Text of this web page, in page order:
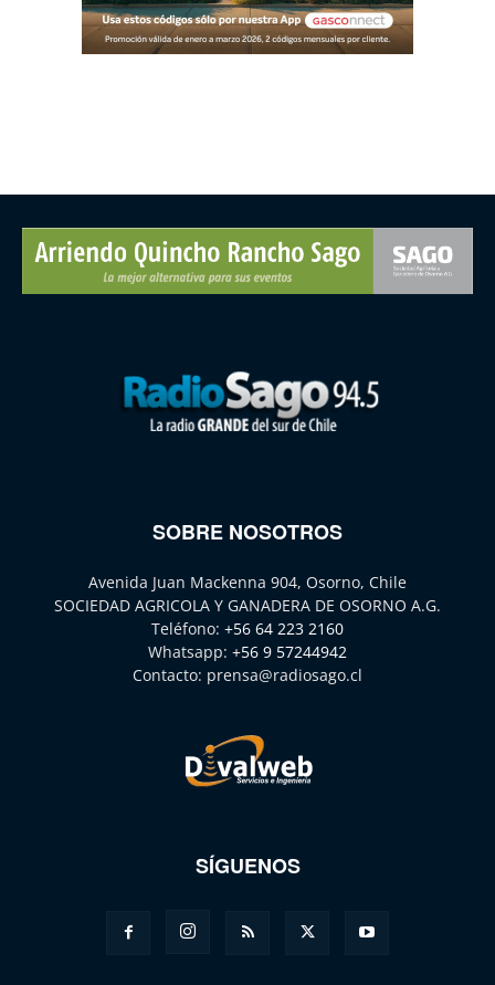
SOBRE NOSOTROS
Avenida Juan Mackenna 904, Osorno, Chile
SOCIEDAD AGRICOLA Y GANADERA DE OSORNO A.G.
Teléfono: +56 64 223 2160
Whatsapp: +56 9 57244942
Contacto: prensa@radiosago.cl
SÍGUENOS